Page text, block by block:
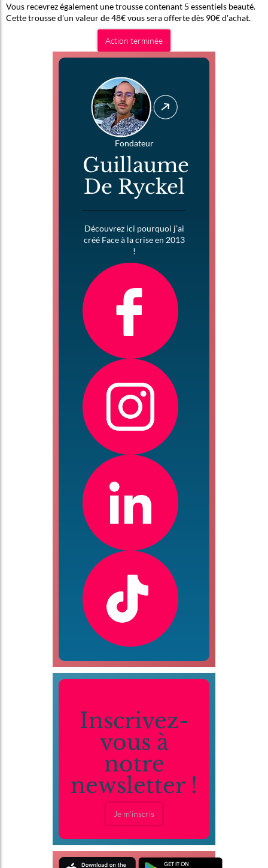
Vous recevrez également une trousse contenant 5 essentiels beauté.
Cette trousse d'un valeur de 48€ vous sera offerte dès 90€ d'achat.
Action terminée
Fondateur
Guillaume
De Ryckel
Découvrez ici pourquoi j’ai
créé Face à la crise en 2013
!
Inscrivez-
vous à
notre
newsletter !
Je m'inscris